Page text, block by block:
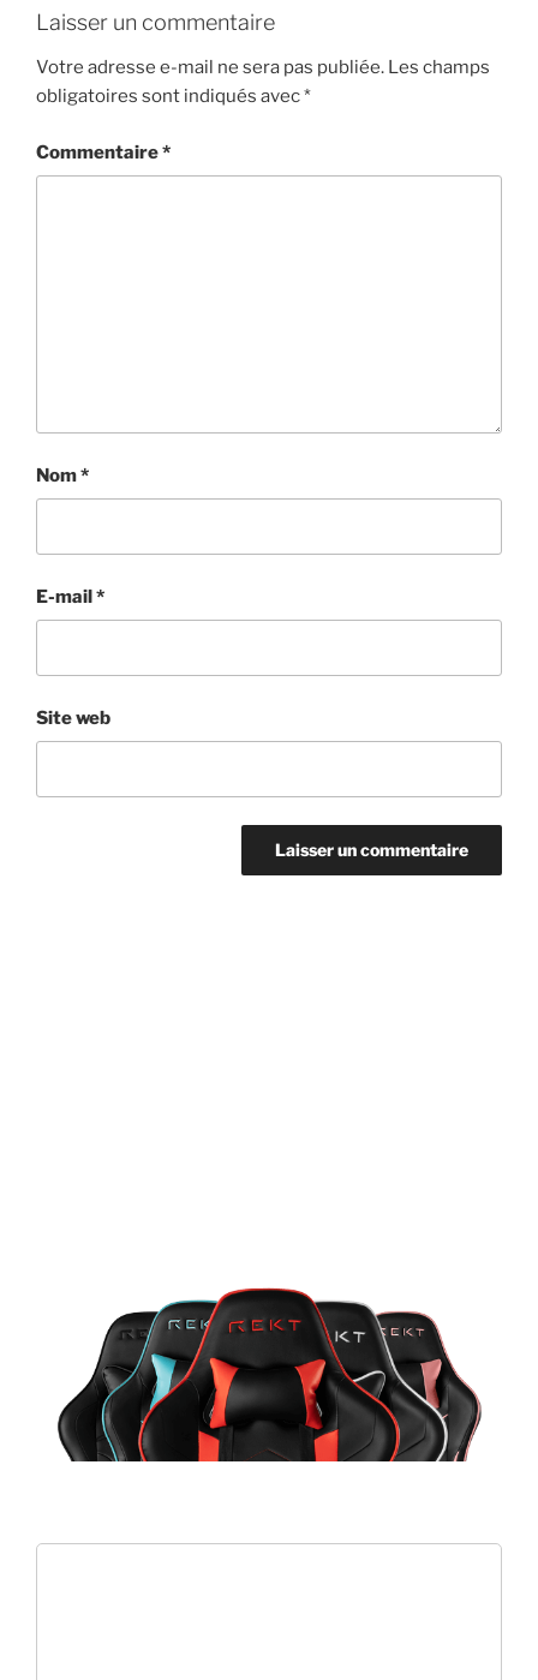
Laisser un commentaire
Votre adresse e-mail ne sera pas publiée. Les champs
obligatoires sont indiqués avec*
Commentaire*
Nom*
E-mail*
Site web